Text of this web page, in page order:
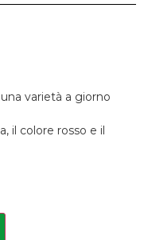
varietà a giorno
il colore rosso e il